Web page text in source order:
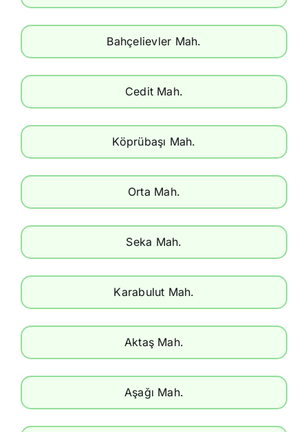
Bahçelievler Mah.
Cedit Mah.
Köprübaşı Mah.
Orta Mah.
Seka Mah.
Karabulut Mah.
Aktaş Mah.
Aşağı Mah.